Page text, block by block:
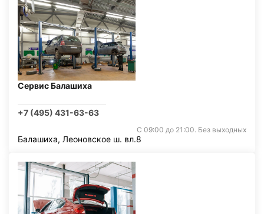
Сервис Балашиха
+7 (495) 431-63-63
С 09:00 до 21:00. Без выходных
Балашиха, Леоновское ш. вл.8